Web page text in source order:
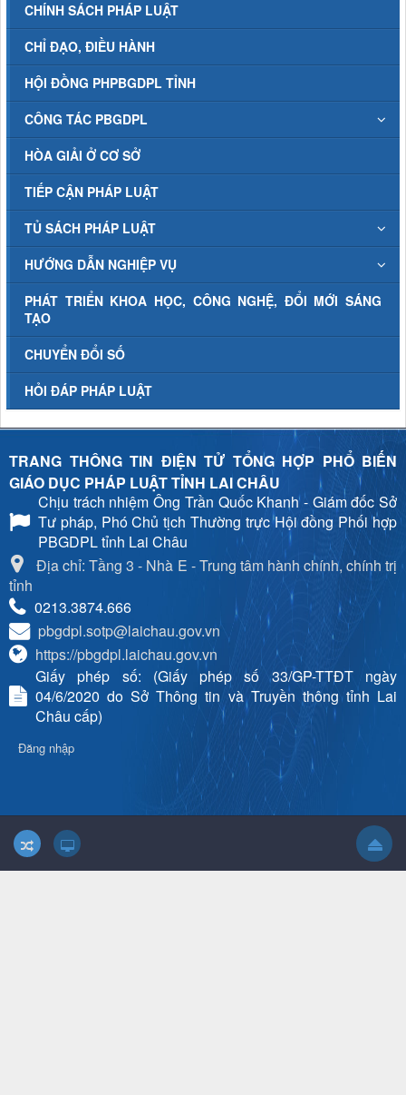
CHÍNH SÁCH PHÁP LUẬT
CHỈ ĐẠO, ĐIỀU HÀNH
HỘI ĐỒNG PHPBGDPL TỈNH
CÔNG TÁC PBGDPL
HÒA GIẢI Ở CƠ SỞ
TIẾP CẬN PHÁP LUẬT
TỦ SÁCH PHÁP LUẬT
HƯỚNG DẪN NGHIỆP VỤ
PHÁT TRIỂN KHOA HỌC, CÔNG NGHỆ, ĐỔI MỚI SÁNG
TẠO
CHUYỂN ĐỔI SỐ
HỎI ĐÁP PHÁP LUẬT
TRANG THÔNG TIN ĐIỆN TỬ TỔNG HỢP PHỔ BIẾN
GIÁO DỤC PHÁP LUẬT TỈNH LAI CHÂU
Chịu trách nhiệmÔng Trần Quốc Khanh - Giám đốc Sở
Tư pháp, Phó Chủ tịch Thường trực Hội đồng Phối hợp
PBGDPL tỉnh Lai Châu
Địa chỉ: Tầng 3 - Nhà E - Trung tâm hành chính, chính trị
tỉnh
0213.3874.666
pbgdpl.sotp@laichau.gov.vn
https://pbgdpl.laichau.gov.vn
Giấy phép số: (Giấy phép số 33/GP-TTĐT ngày
04/6/2020 do Sở Thông tin và Truyền thông tỉnh Lai
Châu cấp)
Đăng nhập